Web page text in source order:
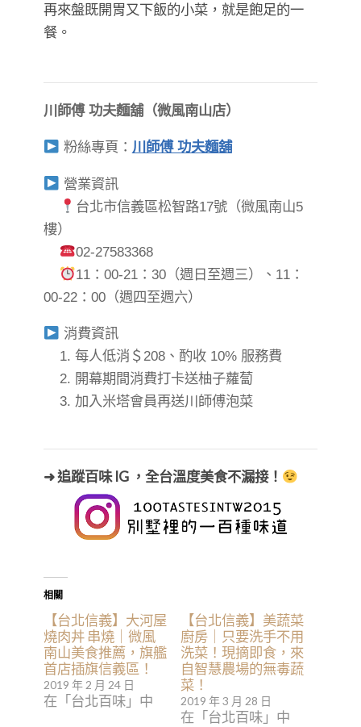
再來盤既開胃又下飯的小菜，就是飽足的一
餐。
川師傅 功夫麵舖（微風南山店）
粉絲專頁： 川師傅 功夫麵舖
營業資訊
台北市信義區松智路17號（微風南山5
樓）
02-27583368
11：00-21：30（週日至週三）、11：
00-22：00（週四至週六）
消費資訊
1. 每人低消＄208、酌收 10% 服務費
2. 開幕期間消費打卡送柚子蘿蔔
​​​​​​​3. 加入米塔會員再送川師傅泡菜
➜ 追蹤百味 IG ，全台溫度美食不漏接！
相關
【台北信義】大河屋
燒肉丼 串燒｜微風
南山美食推薦，旗艦
首店插旗信義區！
2019 年 2 月 24 日
在「台北百味」中
【台北信義】美蔬菜
廚房｜只要洗手不用
洗菜！現摘即食，來
自智慧農場的無毒蔬
菜！
2019 年 3 月 28 日
在「台北百味」中